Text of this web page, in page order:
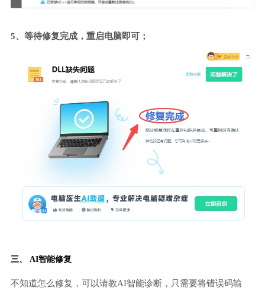
5、等待修复完成，重启电脑即可；
三、 AI智能修复
不知道怎么修复，可以请教AI智能诊断，只需要将错误码输